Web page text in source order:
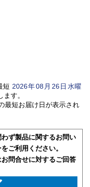
短 2026年08 月 26日水曜
す。
最短お届け日が表示され
ず製品に関するお問い
ご利用ください。
問合せに対するご回答